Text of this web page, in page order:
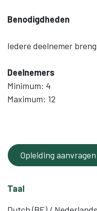
Benodigdheden
Iedere deelnemer
Deelnemers
Minimum: 4
Maximum: 12
Opleiding aanvragen
Taal